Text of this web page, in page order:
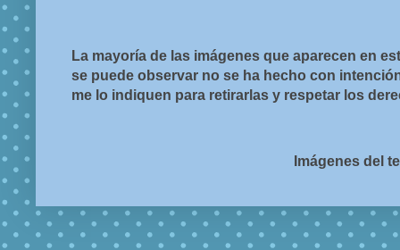
La mayoría de las imágenes que aparecen en
se puede observar no se ha hecho con
me lo indiquen para retirarlas y respetar los
Imágenes del